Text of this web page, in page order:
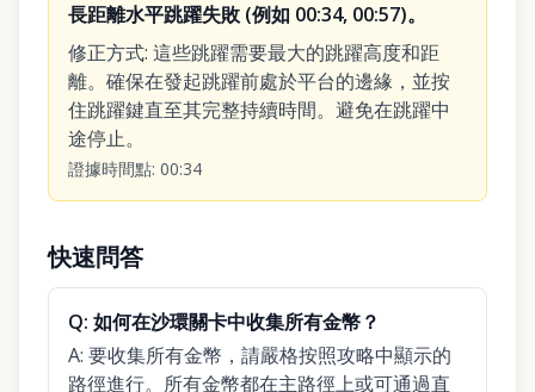
長距離水平跳躍失敗 (例如 00:34, 00:57)。
修正方式: 這些跳躍需要最大的跳躍高度和距
離。確保在發起跳躍前處於平台的邊緣，並按
住跳躍鍵直至其完整持續時間。避免在跳躍中
途停止。
證據時間點: 00:34
快速問答
Q: 如何在沙環關卡中收集所有金幣？
A: 要收集所有金幣，請嚴格按照攻略中顯示的
路徑進行。所有金幣都在主路徑上或可通過直